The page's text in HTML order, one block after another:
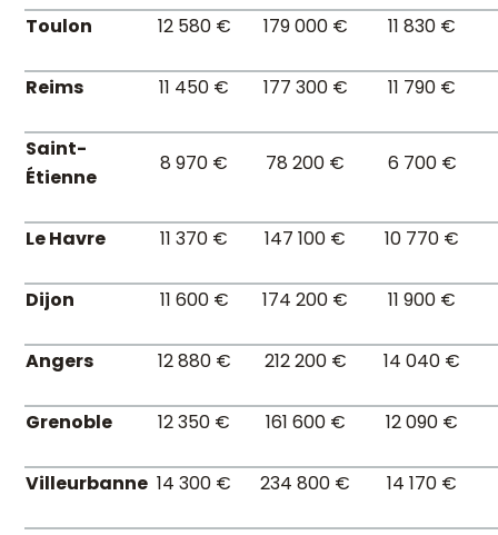
Toulon 12 580 € 179 000 € 11 830 €
Reims 11 450 € 177 300 € 11 790 €
Saint-
Étienne
8 970 € 78 200 € 6 700 €
Le Havre 11 370 € 147 100 € 10 770 €
Dijon 11 600 € 174 200 € 11 900 €
Angers 12 880 € 212 200 € 14 040 €
Grenoble 12 350 € 161 600 € 12 090 €
Villeurbanne 14 300 € 234 800 € 14 170 €